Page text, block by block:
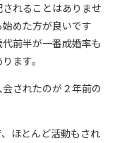
れることはありませ
めた方が良いです
前半が一番成婚率も
ます。
されたのが２年前の
ほとんど活動もされ